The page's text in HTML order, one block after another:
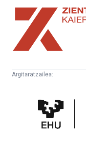
Zientzia
Kaiera
Argitaratzailea:
Zientifikoko
Katedra